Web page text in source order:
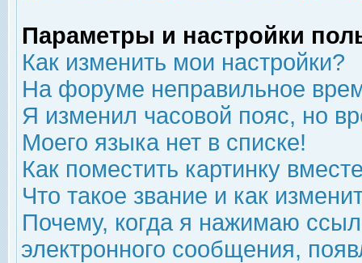
Параметры и настройки
Как изменить мои настройки?
На форуме неправильное
Я изменил часовой пояс, но
Моего языка нет в списке!
Как поместить картинку
Что такое звание и как
Почему, когда я нажимаю
электронного сообщения,